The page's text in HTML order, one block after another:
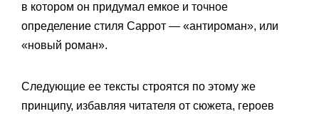
в котором он придумал емкое и точное
определение стиля Саррот — «антироман», или
«новый роман».
Следующие ее тексты строятся по этому же
принципу, избавляя читателя от сюжета, героев